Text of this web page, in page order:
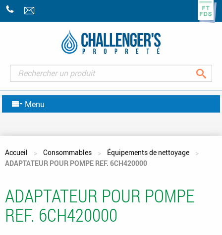
+33
(0)2
47
07
Menu
Vous êtes ici
Accueil Consommables
Équipements de nettoyage
ADAPTATEUR POUR POMPE REF. 6CH420000
ADAPTATEUR POUR POMPE
REF. 6CH420000